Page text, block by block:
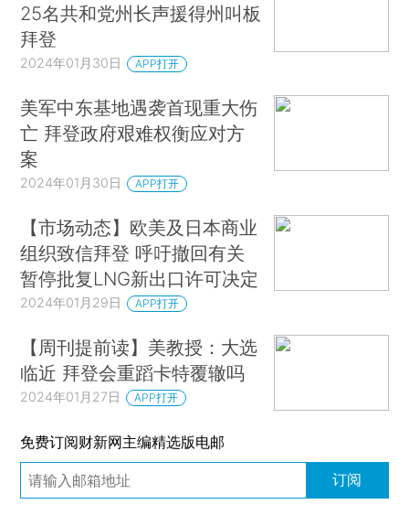
25名共和党州长声援得州叫板
拜登
2024年01月30日 APP打开
美军中东基地遇袭首现重大伤
亡 拜登政府艰难权衡应对方
案
2024年01月30日 APP打开
【市场动态】欧美及日本商业
组织致信拜登 呼吁撤回有关
暂停批复LNG新出口许可决定
2024年01月29日 APP打开
【周刊提前读】美教授：大选
临近 拜登会重蹈卡特覆辙吗
2024年01月27日 APP打开
免费订阅财新网主编精选版电邮
订阅